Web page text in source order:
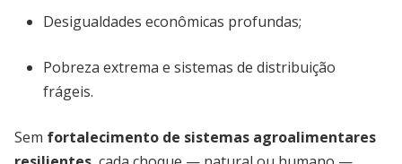
Desigualdades econômicas profundas;
Pobreza extrema e sistemas de distribuição
frágeis.
Sem fortalecimento de sistemas agroalimentares